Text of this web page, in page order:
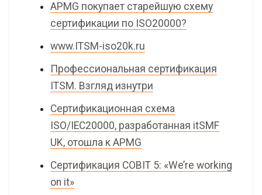
APMG покупает старейшую схему
сертификации по ISO20000?
www.ITSM-iso20k.ru
Профессиональная сертификация
ITSM. Взгляд изнутри
Сертификационная схема
ISO/IEC20000, разработанная itSMF
UK, отошла к APMG
Сертификация COBIT 5: «We’re working
on it»